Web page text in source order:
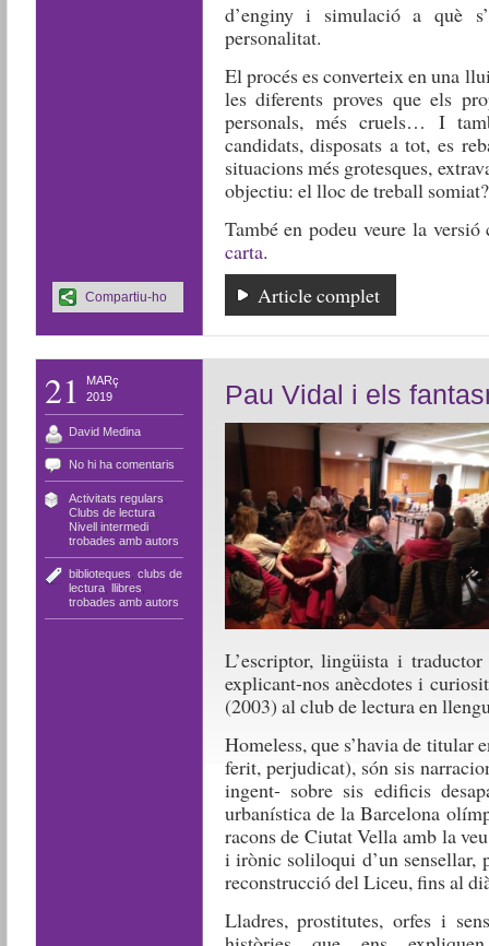
d’enginy i simulació a què
personalitat.
El procés es converteix en una
les diferents proves que els
personals, més cruels… I
candidats, disposats a tot, es
situacions més grotesques,
objectiu: el lloc de treball somiat?
També en podeu veure la
carta.
Article complet
Compartiu-ho
21
MARç
2019
David Medina
No hi ha comentaris
Activitats regulars
Clubs de lectura,
Nivell intermedi,
trobades amb autors
biblioteques clubs de
lectura, llibres
trobades amb autors
Pau Vidal i els
L’escriptor, lingüista i
explicant-nos anècdotes i
(2003) al club de lectura en
Homeless, que s’havia de titular
ferit, perjudicat), són sis
ingent- sobre sis edificis
urbanística de la Barcelona
racons de Ciutat Vella amb la
i irònic soliloqui d’un sensellar,
reconstrucció del Liceu, fins al
Lladres, prostitutes, orfes i